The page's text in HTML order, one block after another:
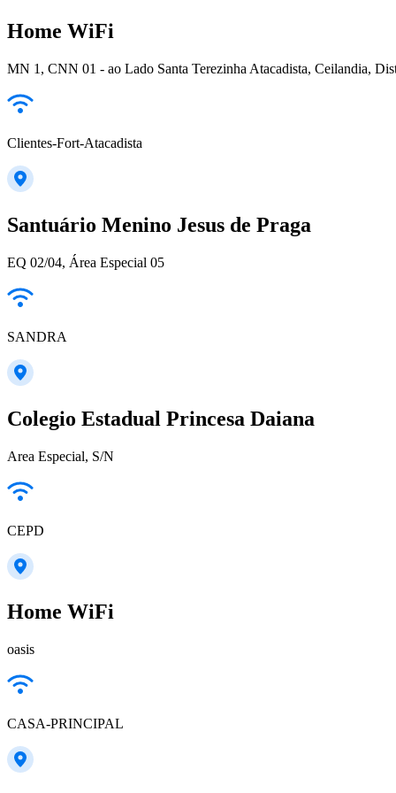
Home WiFi
MN 1, CNN 01 - ao Lado Santa Terezinha Atacadista, Ceilandia,
Clientes-Fort-Atacadista
Santuário Menino Jesus de Praga
EQ 02/04, Área Especial 05
SANDRA
Colegio Estadual Princesa Daiana
Area Especial, S/N
CEPD
Home WiFi
oasis
CASA-PRINCIPAL